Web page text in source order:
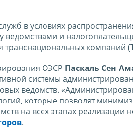
в условиях
и
компаний
ОЭСР Паскаль Сен-
системы
ведомств.
которые позволят
на всех этапах реализации
.